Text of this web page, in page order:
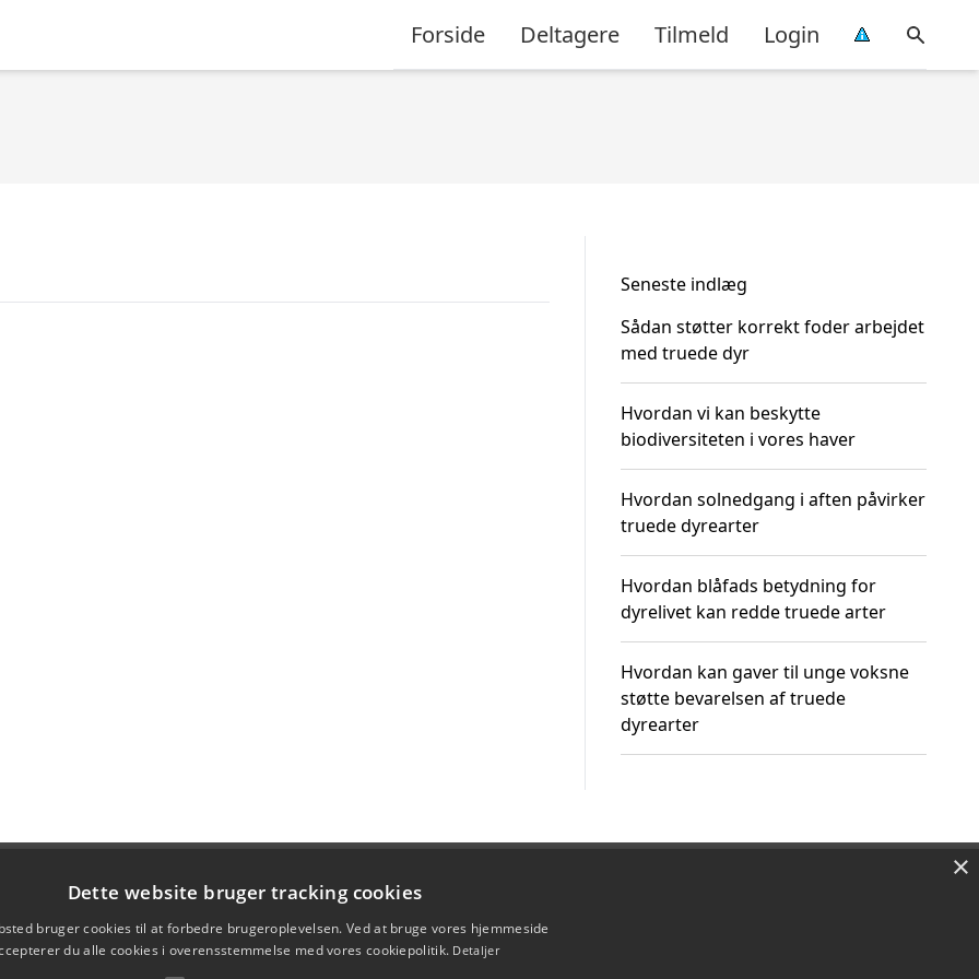
Forside Deltagere Tilmeld Login
Seneste indlæg
Sådan støtter korrekt foder arbejdet
med truede dyr
Hvordan vi kan beskytte
biodiversiteten i vores haver
Hvordan solnedgang i aften påvirker
truede dyrearter
Hvordan blåfads betydning for
dyrelivet kan redde truede arter
Hvordan kan gaver til unge voksne
støtte bevarelsen af truede
dyrearter
×
Dette website bruger tracking cookies
bruger cookies til at forbedre brugeroplevelsen. Ved at bruge vores hjemmeside
du alle cookies i overensstemmelse med vores cookiepolitik. Detaljer